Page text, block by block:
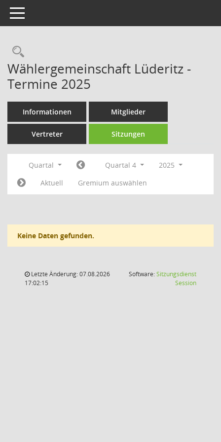
Toggle navigation
Rechercheauswahl
Wählergemeinschaft Lüderitz -
Termine 2025
Informationen Mitglieder
Vertreter Sitzungen
Quartal Quartal 4
2025
Aktuell
Gremium auswählen
Keine Daten gefunden.
Letzte Änderung: 07.08.2026
17:02:15
Software:Sitzungsdienst
Session(Wird in